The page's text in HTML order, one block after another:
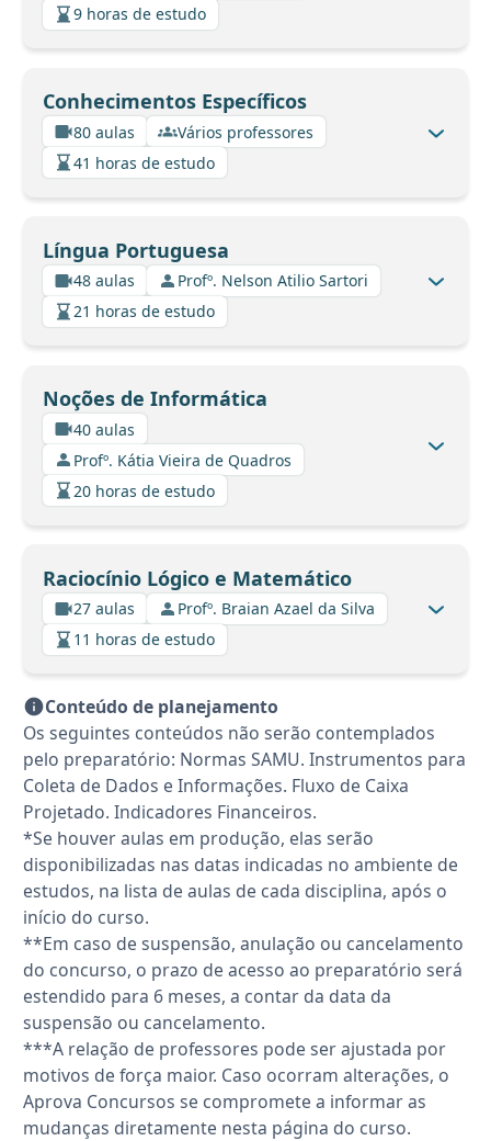
9 horas de estudo
Conhecimentos Específicos
80 aulas
Vários professores
41 horas de estudo
Língua Portuguesa
48 aulas
Profº. Nelson Atilio Sartori
21 horas de estudo
Noções de Informática
40 aulas
Profº. Kátia Vieira de Quadros
20 horas de estudo
Raciocínio Lógico e Matemático
27 aulas
Profº. Braian Azael da Silva
11 horas de estudo
Conteúdo de planejamento
Os seguintes conteúdos não serão contemplados
pelo preparatório: Normas SAMU. Instrumentos para
Coleta de Dados e Informações. Fluxo de Caixa
Projetado. Indicadores Financeiros.
*Se houver aulas em produção, elas serão
disponibilizadas nas datas indicadas no ambiente de
estudos, na lista de aulas de cada disciplina, após o
início do curso.
**Em caso de suspensão, anulação ou cancelamento
do concurso, o prazo de acesso ao preparatório será
estendido para 6 meses, a contar da data da
suspensão ou cancelamento.
***A relação de professores pode ser ajustada por
motivos de força maior. Caso ocorram alterações, o
Aprova Concursos se compromete a informar as
mudanças diretamente nesta página do curso.